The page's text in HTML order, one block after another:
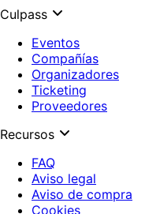
Culpass
Eventos
Compañías
Organizadores
Ticketing
Proveedores
Recursos
FAQ
Aviso legal
Aviso de compra
Cookies